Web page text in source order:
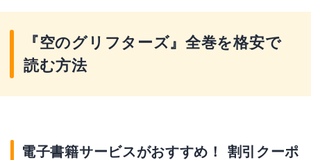
『空のグリフターズ』全巻を格安で
読む方法
電子書籍サービスがおすすめ！ 割引クーポ